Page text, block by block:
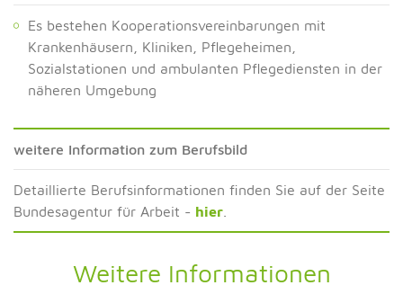
Es bestehen Kooperationsvereinbarungen mit
Krankenhäusern, Kliniken, Pflegeheimen,
Sozialstationen und ambulanten Pflegediensten in der
näheren Umgebung
weitere Information zum Berufsbild
Detaillierte Berufsinformationen finden Sie auf der Seite
Bundesagentur für Arbeit - hier
Weitere Informationen